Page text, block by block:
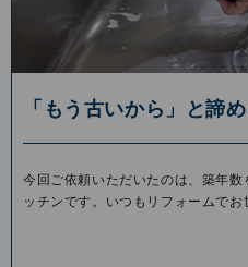
「もう古いから」と諦め
今回ご依頼いただいたのは、築年
ッチンです。いつもリフォームで